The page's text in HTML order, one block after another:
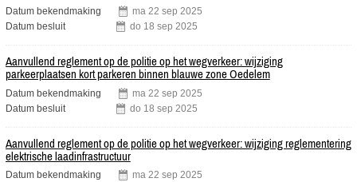
Datum bekendmaking ma 22 sep 2025
Datum besluit
do 18 sep 2025
Aanvullend reglement op de politie op het wegverkeer: wijziging
parkeerplaatsen kort parkeren binnen blauwe zone Oedelem
Datum bekendmaking ma 22 sep 2025
Datum besluit
do 18 sep 2025
Aanvullend reglement op de politie op het wegverkeer: wijziging reglementering
elektrische laadinfrastructuur
Datum bekendmaking ma 22 sep 2025